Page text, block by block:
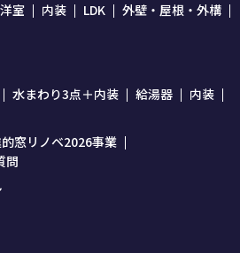
室 内装 LDK
外壁・屋根・外構
水まわり3点＋内装 給湯器
内装
窓リノベ2026事業
問